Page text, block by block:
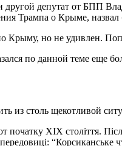
депутат от БПП
Трампа о Крыме,
Крыму, но не удивлен.
по данной теме еще
из столь щекотливой
XIX століття.
“Корсиканське